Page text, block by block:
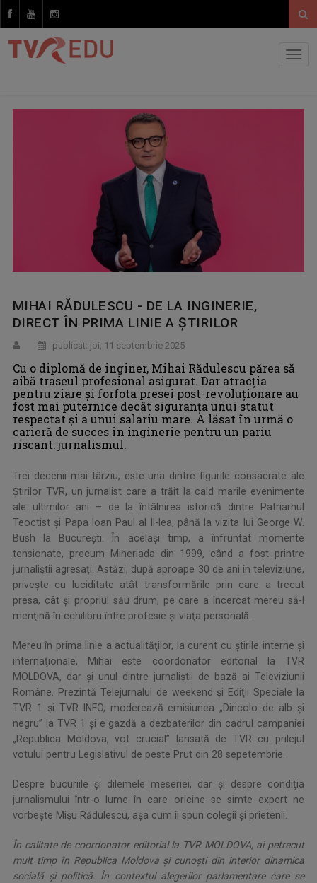
MIHAI RĂDULESCU - DE LA INGINERIE,
DIRECT ÎN PRIMA LINIE A ŞTIRILOR
publicat: joi, 11 septembrie 2025
Cu o diplomă de inginer, Mihai Rădulescu părea să
aibă traseul profesional asigurat. Dar atracţia
pentru ziare şi forfota presei post-revoluţionare au
fost mai puternice decât siguranţa unui statut
respectat şi a unui salariu mare. A lăsat în urmă o
carieră de succes în inginerie pentru un pariu
riscant: jurnalismul.
Trei decenii mai târziu, este una dintre figurile consacrate ale
Ştirilor TVR, un jurnalist care a trăit la cald marile evenimente
ale ultimilor ani – de la întâlnirea istorică dintre Patriarhul
Teoctist şi Papa Ioan Paul al II-lea, până la vizita lui George W.
Bush la București. În același timp, a înfruntat momente
tensionate, precum Mineriada din 1999, când a fost printre
jurnaliştii agresați. Astăzi, după aproape 30 de ani în televiziune,
priveşte cu luciditate atât transformările prin care a trecut
presa, cât şi propriul său drum, pe care a încercat mereu să-l
menţină în echilibru între profesie şi viaţa personală.
Mereu în prima linie a actualităţilor, la curent cu ştirile interne şi
internaţionale, Mihai este coordonator editorial la TVR
MOLDOVA, dar şi unul dintre jurnaliştii de bază ai Televiziunii
Române. Prezintă Telejurnalul de weekend şi Ediţii Speciale la
TVR 1 şi TVR INFO, moderează emisiunea „Dincolo de alb şi
negru” la TVR 1 şi e gazdă a dezbaterilor din cadrul campaniei
„Republica Moldova, vot crucial” lansată de TVR cu prilejul
votului pentru Legislativul de peste Prut din 28 sepetembrie.
Despre bucuriile şi dilemele meseriei, dar şi despre condiţia
jurnalismului într-o lume în care oricine se simte expert ne
vorbeşte Mişu Rădulescu, aşa cum îi spun colegii şi prietenii.
În calitate de coordonator editorial la TVR MOLDOVA, ai petrecut
mult timp în Republica Moldova și cunoști din interior dinamica
socială și politică. În contextul alegerilor parlamentare care se